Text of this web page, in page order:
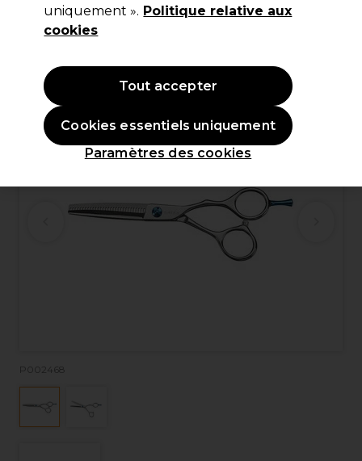
(2)
98,55 €Hors TVA
P002468
uniquement ». Politique relative aux
cookies
Paramètres des cookies
Cookies essentiels uniquement
Tout accepter